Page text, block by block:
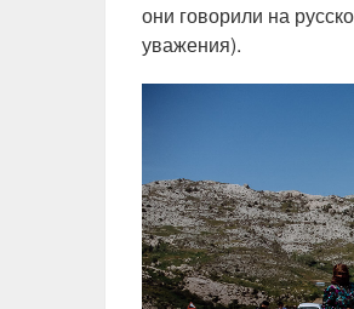
они говорили на
уважения).